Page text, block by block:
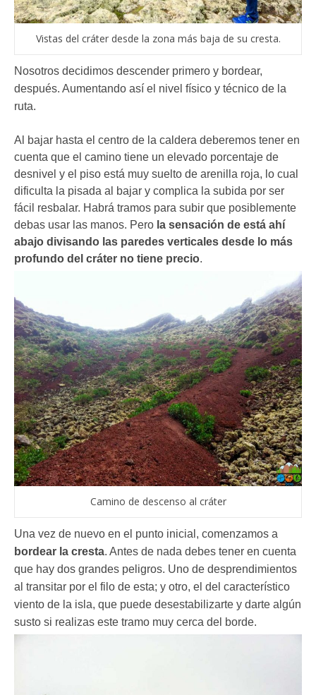
Vistas del cráter desde la zona más baja de su cresta.
Nosotros decidimos descender primero y bordear,
después. Aumentando así el nivel físico y técnico de la
ruta.
Al bajar hasta el centro de la caldera deberemos tener en
cuenta que el camino tiene un elevado porcentaje de
desnivel y el piso está muy suelto de arenilla roja, lo cual
dificulta la pisada al bajar y complica la subida por ser
fácil resbalar. Habrá tramos para subir que posiblemente
debas usar las manos. Pero la sensación de está ahí
abajo divisando las paredes verticales desde lo más
profundo del cráter no tiene precio.
Camino de descenso al cráter
Una vez de nuevo en el punto inicial, comenzamos a
bordear la cresta. Antes de nada debes tener en cuenta
que hay dos grandes peligros. Uno de desprendimientos
al transitar por el filo de esta; y otro, el del característico
viento de la isla, que puede desestabilizarte y darte algún
susto si realizas este tramo muy cerca del borde.